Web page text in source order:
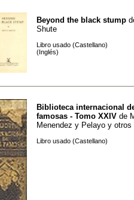
Beyond the black stump
Shute
Libro usado (Castellano)
(Inglés)
Biblioteca internacional
famosas - Tomo XXIV de
Menendez y Pelayo y otros
Libro usado (Castellano)